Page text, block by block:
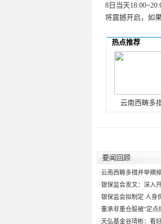
8日当天
将震撼开启，如
热点推荐
云南西畴多
要闻回顾
·云南西畴多措并举摘
·银保监会发文：深入
·银保监会拟制定 人身
·董承非重仓股被“定点
·天弘基金谷琦彬：看